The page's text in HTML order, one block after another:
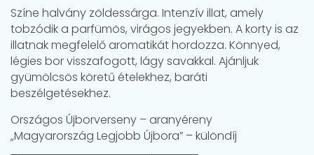
Színe halvány zöldessárga. Intenzív illat, amely
tobzódik a parfümös, virágos jegyekben. A korty is az
illatnak megfelelő aromatikát hordozza. Könnyed,
légies bor visszafogott, lágy savakkal. Ajánljuk
gyümölcsös köretű ételekhez, baráti
beszélgetésekhez.
Országos Újborverseny – aranyéreny
„Magyarország Legjobb Újbora” – különdíj